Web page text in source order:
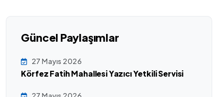
Güncel Paylaşımlar
27 Mayıs 2026
Körfez Fatih Mahallesi Yazıcı Yetkili Servisi